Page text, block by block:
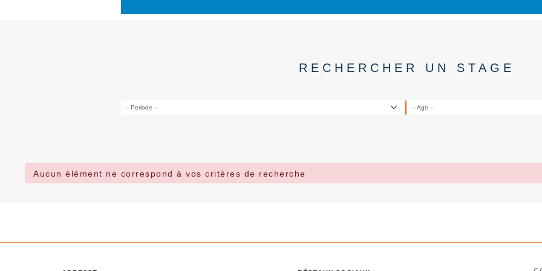
RECHERCHER UN STAGE
Aucun élément ne correspond à vos critères de recherche